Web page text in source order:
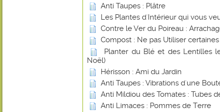
Anti Taupes : Plâtre
Les Plantes d'Intérieur qui vous
Contre le Ver du Poireau :
Compost : Ne pas Utiliser
Planter du Blé et des Lentilles
Noël)
Hérisson : Ami du Jardin
Anti Taupes : Vibrations d'une
Anti Mildiou des Tomates : Tubes
Anti Limaces : Pommes de Terre